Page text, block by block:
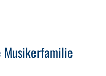
Musikerfamilie